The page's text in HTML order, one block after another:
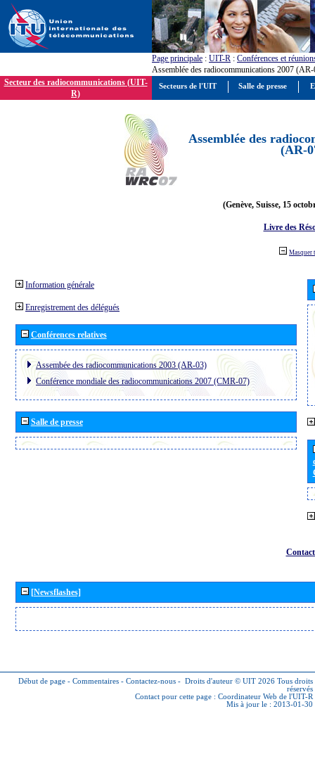
Page principale : UIT-R : Conférences et
Assemblée des radiocommunications 2007
Secteur des radiocommunications (UIT-
R)
Assemblée des
(AR-
(Genève, Suisse, 15
Livre des
Masquer
Information générale
Enregistrement des délégués
Conférences relatives
Assembée des radiocommunications 2003 (AR-03)
Conférence mondiale des radiocommunications 2007 (CMR-07)
Salle de presse
[Newsflashes]
Début de page - Commentaires - Contactez-nous - Droits d'auteur © UIT 2026 Tous droits
réservés
Contact pour cette page : Coordinateur Web de l'UIT-R
Mis à jour le : 2013-01-30
Secteurs de l'UIT Salle de presse